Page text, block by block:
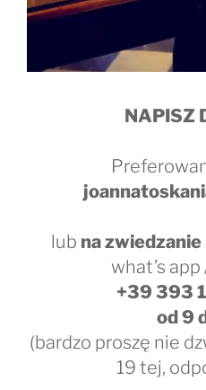
NAPISZ
lub na
what’s
+39 393
od 9
(bardzo proszę nie
19 tej,